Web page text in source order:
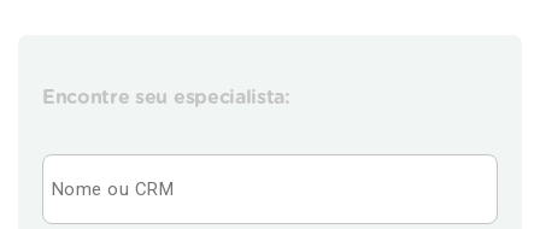
Encontre seu especialista: